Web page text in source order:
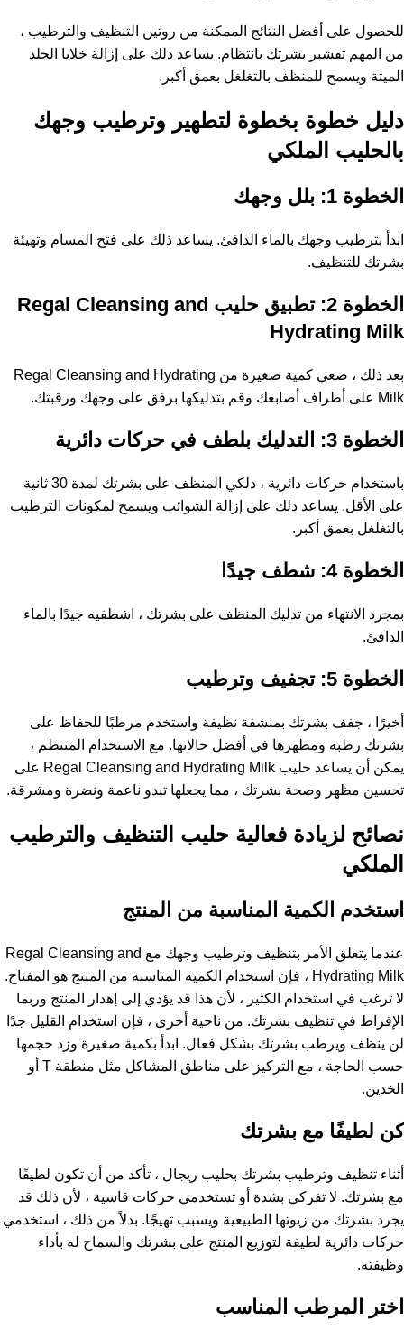
للحصول على أفضل النتائج الممكنة من روتين التنظيف والترطيب ،
من المهم تقشير بشرتك بانتظام. يساعد ذلك على إزالة خلايا الجلد
الميتة ويسمح للمنظف بالتغلغل بعمق أكبر.
دليل خطوة بخطوة لتطهير وترطيب وجهك
بالحليب الملكي
الخطوة 1: بلل وجهك
ابدأ بترطيب وجهك بالماء الدافئ. يساعد ذلك على فتح المسام وتهيئة
بشرتك للتنظيف.
الخطوة 2: تطبيق حليب Regal Cleansing and
Hydrating Milk
بعد ذلك ، ضعي كمية صغيرة من Regal Cleansing and Hydrating
Milk على أطراف أصابعك وقم بتدليكها برفق على وجهك ورقبتك.
الخطوة 3: التدليك بلطف في حركات دائرية
باستخدام حركات دائرية ، دلكي المنظف على بشرتك لمدة 30 ثانية
على الأقل. يساعد ذلك على إزالة الشوائب ويسمح لمكونات الترطيب
بالتغلغل بعمق أكبر.
الخطوة 4: شطف جيدًا
بمجرد الانتهاء من تدليك المنظف على بشرتك ، اشطفيه جيدًا بالماء
الدافئ.
الخطوة 5: تجفيف وترطيب
أخيرًا ، جفف بشرتك بمنشفة نظيفة واستخدم مرطبًا للحفاظ على
بشرتك رطبة ومظهرها في أفضل حالاتها. مع الاستخدام المنتظم ،
يمكن أن يساعد حليب Regal Cleansing and Hydrating Milk على
تحسين مظهر وصحة بشرتك ، مما يجعلها تبدو ناعمة ونضرة ومشرقة.
نصائح لزيادة فعالية حليب التنظيف والترطيب
الملكي
استخدم الكمية المناسبة من المنتج
عندما يتعلق الأمر بتنظيف وترطيب وجهك مع Regal Cleansing and
Hydrating Milk ، فإن استخدام الكمية المناسبة من المنتج هو المفتاح.
لا ترغب في استخدام الكثير ، لأن هذا قد يؤدي إلى إهدار المنتج وربما
الإفراط في تنظيف بشرتك. من ناحية أخرى ، فإن استخدام القليل جدًا
لن ينظف ويرطب بشرتك بشكل فعال. ابدأ بكمية صغيرة وزد حجمها
حسب الحاجة ، مع التركيز على مناطق المشاكل مثل منطقة T أو
الخدين.
كن لطيفًا مع بشرتك
أثناء تنظيف وترطيب بشرتك بحليب ريجال ، تأكد من أن تكون لطيفًا
مع بشرتك. لا تفركي بشدة أو تستخدمي حركات قاسية ، لأن ذلك قد
يجرد بشرتك من زيوتها الطبيعية ويسبب تهيجًا. بدلاً من ذلك ، استخدمي
حركات دائرية لطيفة لتوزيع المنتج على بشرتك والسماح له بأداء
وظيفته.
اختر المرطب المناسب